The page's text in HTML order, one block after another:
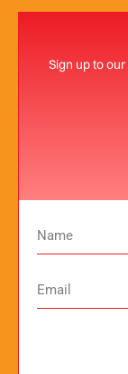
Sign up to